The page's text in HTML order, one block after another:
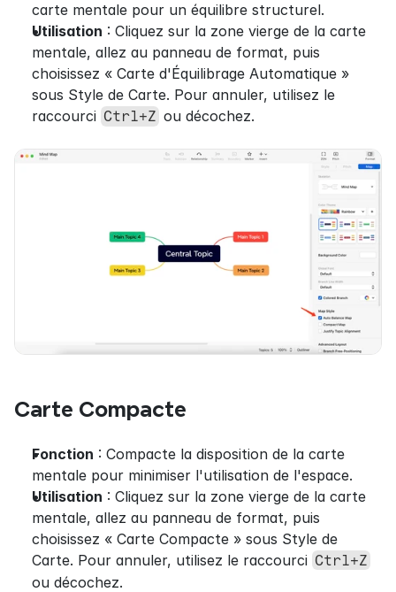
carte mentale pour un équilibre structurel.
Utilisation : Cliquez sur la zone vierge de la carte
mentale, allez au panneau de format, puis
choisissez « Carte d'Équilibrage Automatique »
sous Style de Carte. Pour annuler, utilisez le
raccourci Ctrl+Z ou décochez.
Carte Compacte
Fonction : Compacte la disposition de la carte
mentale pour minimiser l'utilisation de l'espace.
Utilisation : Cliquez sur la zone vierge de la carte
mentale, allez au panneau de format, puis
choisissez « Carte Compacte » sous Style de
Carte. Pour annuler, utilisez le raccourci Ctrl+Z
ou décochez.